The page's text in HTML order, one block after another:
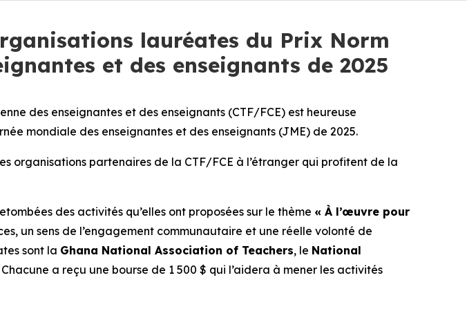
lauréates du Prix Norm
et des enseignants de 2025
des enseignantes et des enseignants (CTF/FCE) est heureuse
mondiale des enseignantes et des enseignants (JME) de 2025.
organisations partenaires de la CTF/FCE à l’étranger qui profitent de la
des activités qu’elles ont proposées sur le thème « À l’œuvre pour
un sens de l’engagement communautaire et une réelle volonté de
sont la Ghana National Association of Teachers, le National
Chacune a reçu une bourse de 1 500 $ qui l’aidera à mener les activités